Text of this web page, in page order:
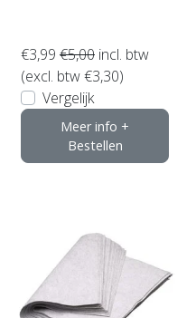
€3,99 €5,00 incl. btw
(excl. btw €3,30)
Vergelijk
Meer info +
Bestellen